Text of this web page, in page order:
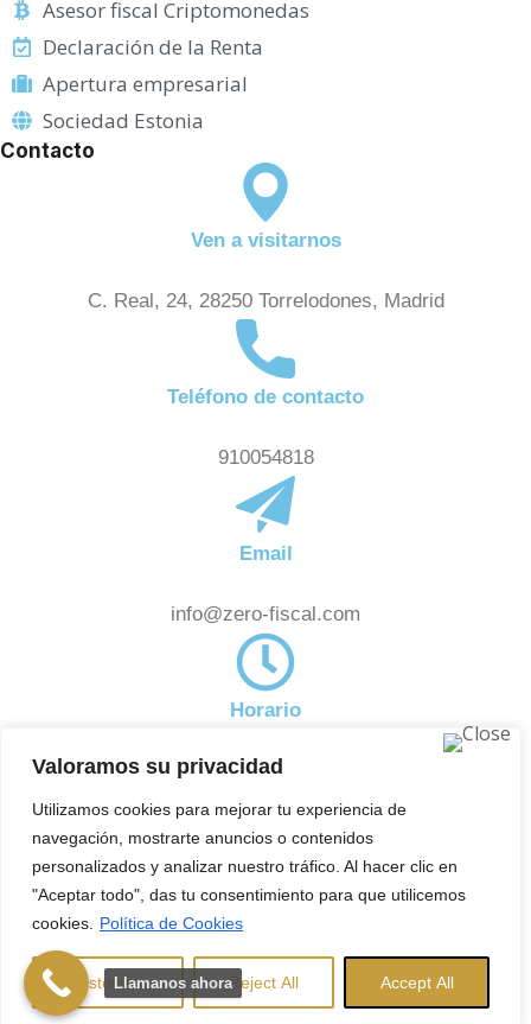
Valoramos su privacidad
Utilizamos cookies para mejorar tu experiencia de
navegación, mostrarte anuncios o contenidos
personalizados y analizar nuestro tráfico. Al hacer clic en
"Aceptar todo", das tu consentimiento para que utilicemos
cookies.
Política de Cookies
Customise Reject All Accept All
Asesor fiscal Criptomonedas
Declaración de la Renta
Apertura empresarial
Sociedad Estonia
Contacto
Ven a visitarnos
C. Real, 24, 28250 Torrelodones, Madrid
Teléfono de contacto
910054818
Email
info@zero-fiscal.com
Horario
De 8:00am a 18:00pm
Noticias
Subscríbete a nuestra newsletter y estate al día de
aquellas novedades en el ámbito fiscal que pueden
afectarte.
reservados. Aviso Legal|Política de
Privacidad|Política de CookiesHerencias Madrid
Llamanos ahora